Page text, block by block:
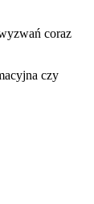
coraz
czy